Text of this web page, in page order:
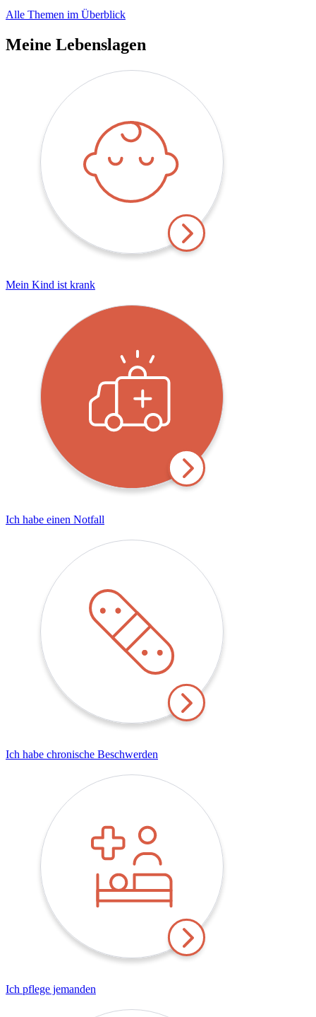
Alle Themen im Überblick
Meine Lebenslagen
Mein Kind ist krank
Ich habe einen Notfall
Ich habe chronische Beschwerden
Ich pflege jemanden